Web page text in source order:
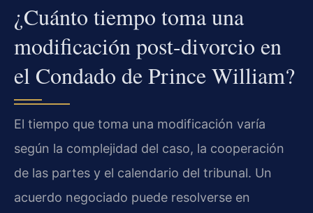
¿Cuánto tiempo toma una
modificación post-divorcio en
el Condado de Prince William?
El tiempo que toma una modificación varía
según la complejidad del caso, la cooperación
de las partes y el calendario del tribunal. Un
acuerdo negociado puede resolverse en